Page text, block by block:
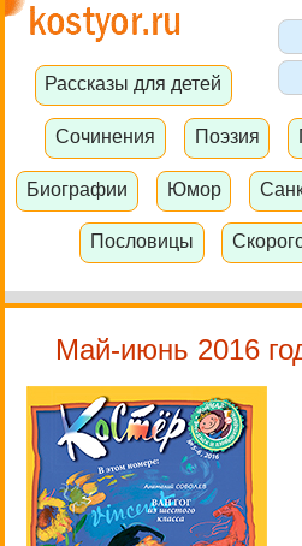
Рассказы для детей
Сочинения Поэзия
Биографии Юмор
Пословицы
Май-июнь 2016